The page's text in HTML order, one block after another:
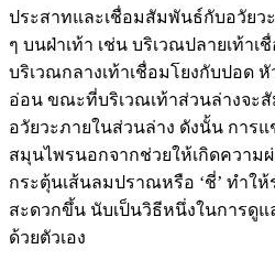
ประสาทและเชื่อมสัมพันธ์กับอวัยว
ๆ บนฝ่าเท้า เช่น บริเวณปลายเท้า
บริเวณกลางเท้าเชื่อมโยงกับปอด
อ่อน ขณะที่บริเวณเท้าส่วนล่างจะ
อวัยวะภายในส่วนล่าง ดังนั้น การ
สมุนไพรนอกจากช่วยให้เกิดความ
กระตุ้นเส้นลมปราณหรือ ‘ชี่’ ทำให้
สะดวกขึ้น นับเป็นวิธีหนึ่งในการดู
ด้วยตัวเอง